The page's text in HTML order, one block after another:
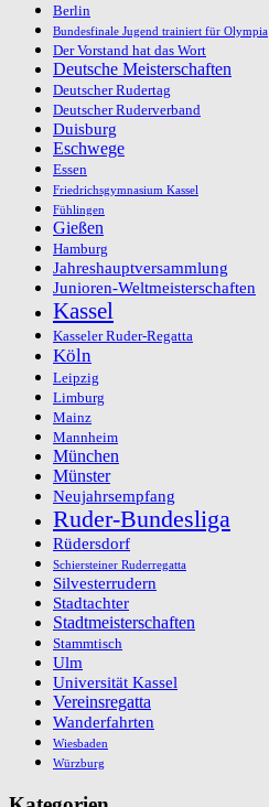
Berlin
Bundesfinale Jugend trainiert für Olympia
Der Vorstand hat das Wort
Deutsche Meisterschaften
Deutscher Rudertag
Deutscher Ruderverband
Duisburg
Eschwege
Essen
Friedrichsgymnasium Kassel
Fühlingen
Gießen
Hamburg
Jahreshauptversammlung
Junioren-Weltmeisterschaften
Kassel
Kasseler Ruder-Regatta
Köln
Leipzig
Limburg
Mainz
Mannheim
München
Münster
Neujahrsempfang
Ruder-Bundesliga
Rüdersdorf
Schiersteiner Ruderregatta
Silvesterrudern
Stadtachter
Stadtmeisterschaften
Stammtisch
Ulm
Universität Kassel
Vereinsregatta
Wanderfahrten
Wiesbaden
Würzburg